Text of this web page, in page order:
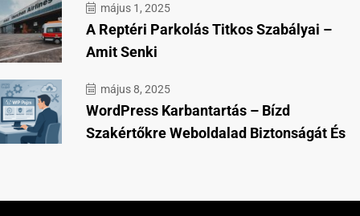
május 1, 2025
A Reptéri Parkolás Titkos Szabályai –
Amit Senki
május 8, 2025
WordPress Karbantartás – Bízd
Szakértőkre Weboldalad Biztonságát És